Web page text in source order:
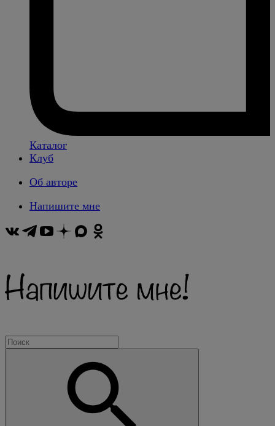
Каталог
Клуб
Об авторе
Напишите мне